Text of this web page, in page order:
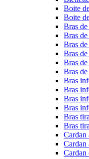
Boite
Boite
Bras
Bras
Bras
Bras
Bras
Bras
Bras
Bras
Bras
Bras
Bras
Bras
Cardan
Cardan
Cardan